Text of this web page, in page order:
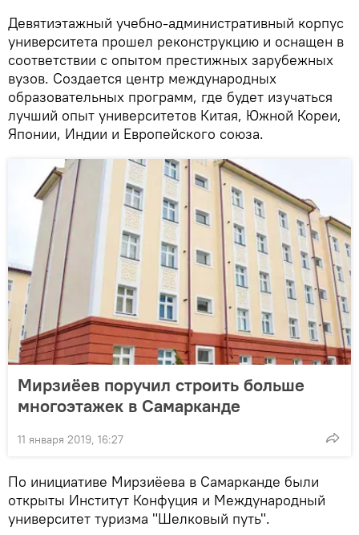
Девятиэтажный учебно-административный корпус
университета прошел реконструкцию и оснащен в
соответствии с опытом престижных зарубежных
вузов. Создается центр международных
образовательных программ, где будет изучаться
лучший опыт университетов Китая, Южной Кореи,
Японии, Индии и Европейского союза.
Мирзиёев поручил строить больше
многоэтажек в Самарканде
11 января 2019, 16:27
По инициативе Мирзиёева в Самарканде были
открыты Институт Конфуция и Международный
университет туризма "Шелковый путь".